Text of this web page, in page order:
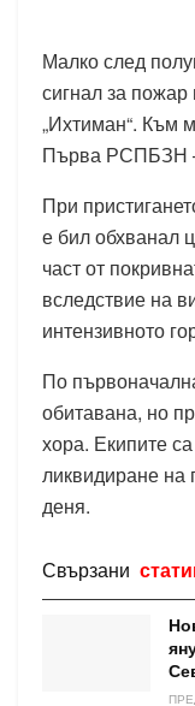
Малко след
сигнал за
„Ихтиман“. Към
Първа РСПБЗН
При
е бил обхванал
част от
вследствие на
интензивното
По
обитавана, но
хора. Екипите
ликвидиране на
деня.
Свързани